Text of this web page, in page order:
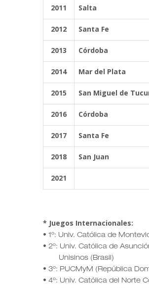
2011 Salta
2012 Santa Fe
2013 Córdoba
2014 Mar del Plata
2015 San Miguel de
2016 Córdoba
2017 Santa Fe
2018 San Juan
2021
* Juegos Internacionales:
• 1º: Univ. Católica de
• 2º: Univ. Católica de
Unisinos (Brasil)
• 3º: PUCMyM (República
• 4º: Univ. Católica del Norte